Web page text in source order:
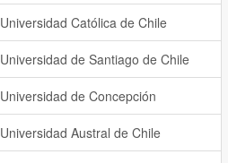
Universidad Católica de Chile
Universidad de Santiago de Chile
Universidad de Concepción
Universidad Austral de Chile